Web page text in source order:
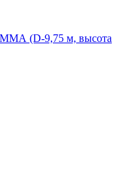
ММА (D-9,75 м, высота